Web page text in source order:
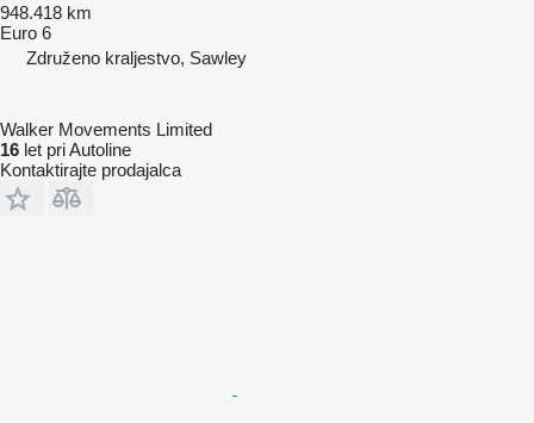
948.418 km
Euro 6
Združeno kraljestvo, Sawley
Walker Movements Limited
16 let pri Autoline
Kontaktirajte prodajalca